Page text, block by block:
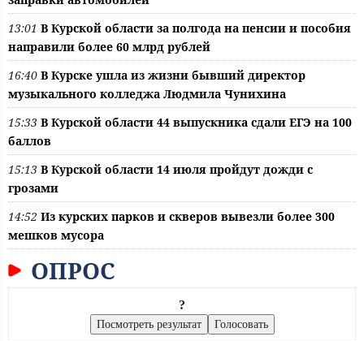
13:01 В Курской области за полгода на пенсии и пособия
направили более 60 млрд рублей
16:40 В Курске ушла из жизни бывший директор
музыкального колледжа Людмила Чунихина
15:33 В Курской области 44 выпускника сдали ЕГЭ на 100
баллов
15:13 В Курской области 14 июля пройдут дожди с
грозами
14:52 Из курских парков и скверов вывезли более 300
мешков мусора
ОПРОС
?